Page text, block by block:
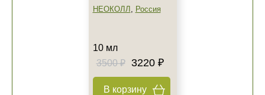
НЕОКОЛЛ , Россия
10 мл
3500 ₽
3220 ₽
В корзину